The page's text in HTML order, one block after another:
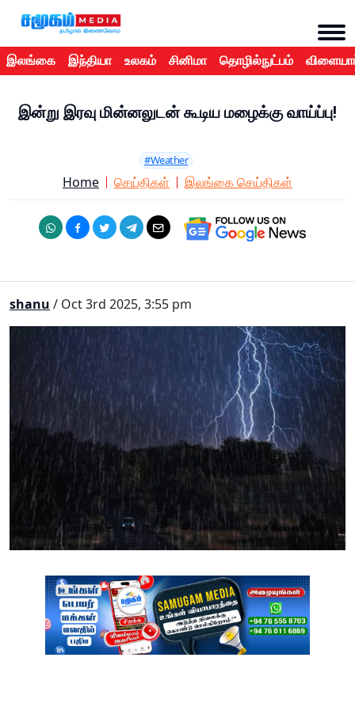
இலங்கை இந்தியா உலகம் சினிமா தொழில்நுட்பம்
இன்று இரவு மின்னலுடன் கூடிய மழைக்கு வாய்ப்பு!
#Weather
Home செய்திகள் இலங்கை செய்திகள்
shanu / Oct 3rd 2025, 3:55 pm